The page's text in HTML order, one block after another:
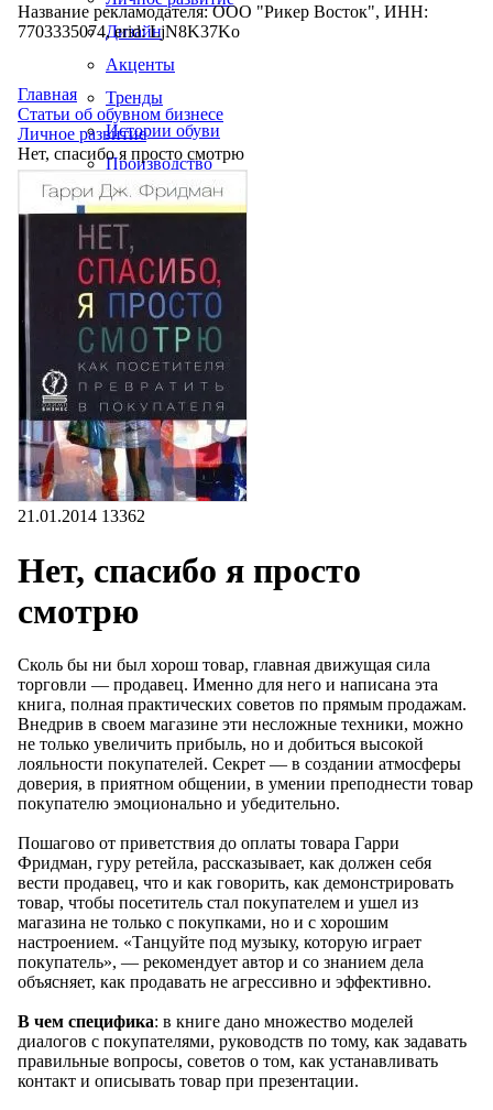
Дизайн
Акценты
Тренды
Истории обуви
Производство
Название рекламодателя: ООО "Рикер Восток", ИНН:
7703335074, erid: LjN8K37Ko
Главная
Статьи об обувном бизнесе
Личное развитие
Нет, спасибо я просто смотрю
21.01.2014 13362
Нет, спасибо я просто
смотрю
Сколь бы ни был хорош товар, главная движущая сила
торговли — продавец. Именно для него и написана эта
книга, полная практических советов по прямым продажам.
Внедрив в своем магазине эти несложные техники, можно
не только увеличить прибыль, но и добиться высокой
лояльности покупателей. Секрет — в создании атмосферы
доверия, в приятном общении, в умении преподнести товар
покупателю эмоционально и убедительно.
Пошагово от приветствия до оплаты товара Гарри
Фридман, гуру ретейла, рассказывает, как должен себя
вести продавец, что и как говорить, как демонстрировать
товар, чтобы посетитель стал покупателем и ушел из
магазина не только с покупками, но и с хорошим
настроением. «Танцуйте под музыку, которую играет
покупатель», — рекомендует автор и со знанием дела
объясняет, как продавать не агрессивно и эффективно.
В чем специфика: в книге дано множество моделей
диалогов с покупателями, руководств по тому, как задавать
правильные вопросы, советов о том, как устанавливать
контакт и описывать товар при презентации.